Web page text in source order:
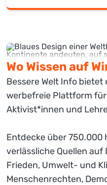
Wo Wissen auf
Bessere Welt Info bietet
werbefreie Plattform
Aktivist*innen und
Entdecke über 750.000
verlässliche Quellen
Frieden, Umwelt- und
Menschenrechten,